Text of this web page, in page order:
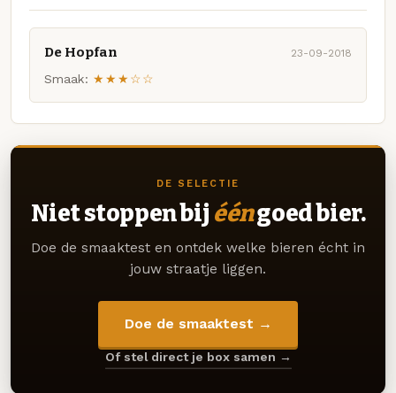
De Hopfan 23-09-2018
Smaak: ★★★☆☆
DE SELECTIE
Niet stoppen bij ééngoed bier.
Doe de smaaktest en ontdek welke bieren écht in
jouw straatje liggen.
Doe de smaaktest →
Of stel direct je box samen →